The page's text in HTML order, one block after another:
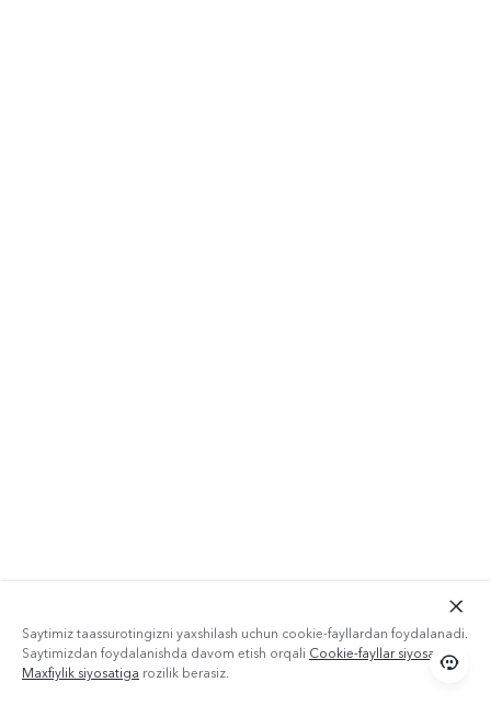
Saytimiz taassurotingizni yaxshilash uchun cookie-fayllardan foydalanadi.
Saytimizdan foydalanishda davom etish orqali Cookie-fayllar siyosati va
Maxfiylik siyosatiga rozilik berasiz.